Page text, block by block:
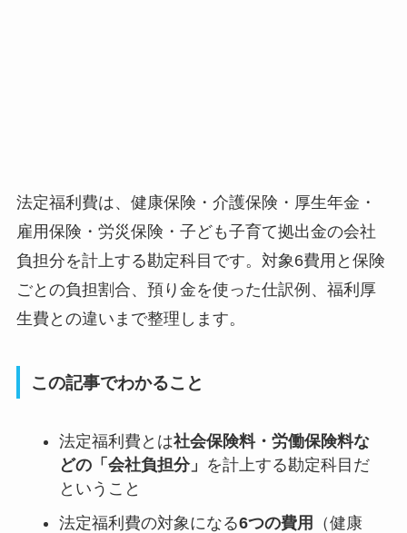
法定福利費は、健康保険・介護保険・厚生年金・
雇用保険・労災保険・子ども子育て拠出金の会社
負担分を計上する勘定科目です。対象6費用と保険
ごとの負担割合、預り金を使った仕訳例、福利厚
生費との違いまで整理します。
この記事でわかること
法定福利費とは社会保険料・労働保険料な
どの「会社負担分」 を計上する勘定科目だ
ということ
法定福利費の対象になる6つの費用
（健康